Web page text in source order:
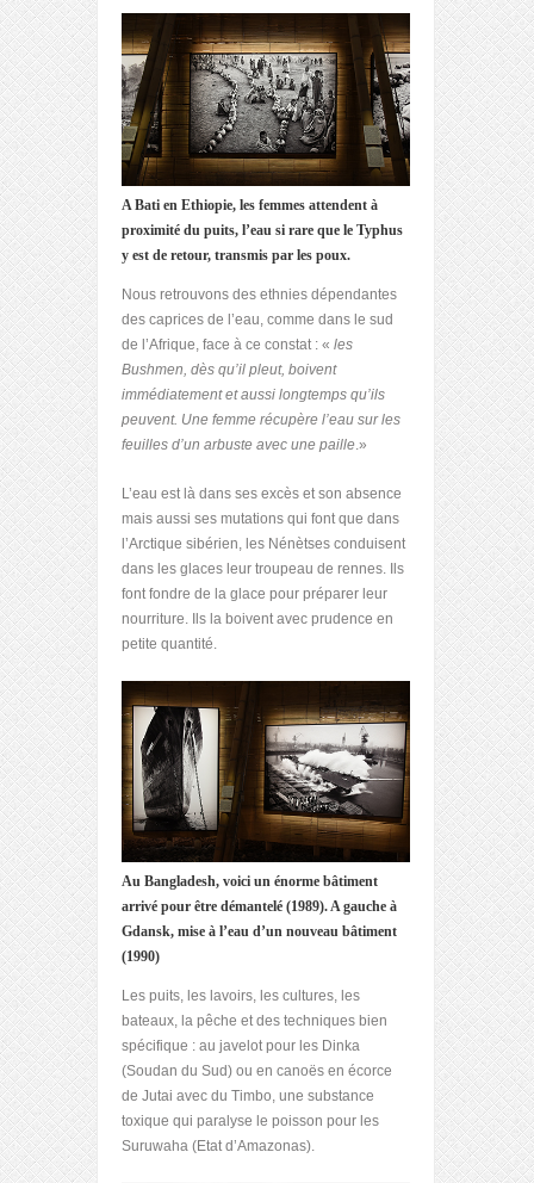
A Bati en Ethiopie, les femmes attendent à
proximité du puits, l’eau si rare que le Typhus
y est de retour, transmis par les poux.
Nous retrouvons des ethnies dépendantes
des caprices de l’eau, comme dans le sud
de l’Afrique, face à ce constat : « les
Bushmen, dès qu’il pleut, boivent
immédiatement et aussi longtemps qu’ils
peuvent. Une femme récupère l’eau sur les
feuilles d’un arbuste avec une paille.»
L’eau est là dans ses excès et son absence
mais aussi ses mutations qui font que dans
l’Arctique sibérien, les Nénètses conduisent
dans les glaces leur troupeau de rennes. Ils
font fondre de la glace pour préparer leur
nourriture. Ils la boivent avec prudence en
petite quantité.
Au Bangladesh, voici un énorme bâtiment
arrivé pour être démantelé (1989). A gauche à
Gdansk, mise à l’eau d’un nouveau bâtiment
(1990)
Les puits, les lavoirs, les cultures, les
bateaux, la pêche et des techniques bien
spécifique : au javelot pour les Dinka
(Soudan du Sud) ou en canoës en écorce
de Jutai avec du Timbo, une substance
toxique qui paralyse le poisson pour les
Suruwaha (Etat d’Amazonas).